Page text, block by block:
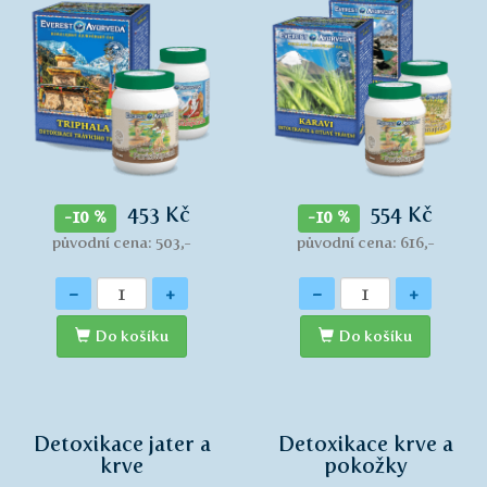
-10 % 453 Kč
původní cena: 503,-
Množství
- +
Do košíku
-10 % 554 Kč
původní cena: 616,-
Množství
- +
Do košíku
Detoxikace jater a
krve
Detoxikace krve a
pokožky